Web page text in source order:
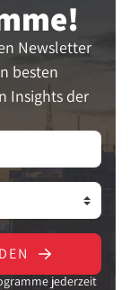
Newsletter
besten
Insights der
jederzeit